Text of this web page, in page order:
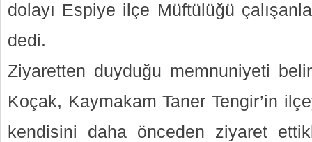
dolayı Espiye ilçe Müftülüğü
dedi.
Ziyaretten duyduğu memnuniyeti
Koçak, Kaymakam Taner Tengir’in
kendisini daha önceden ziyaret